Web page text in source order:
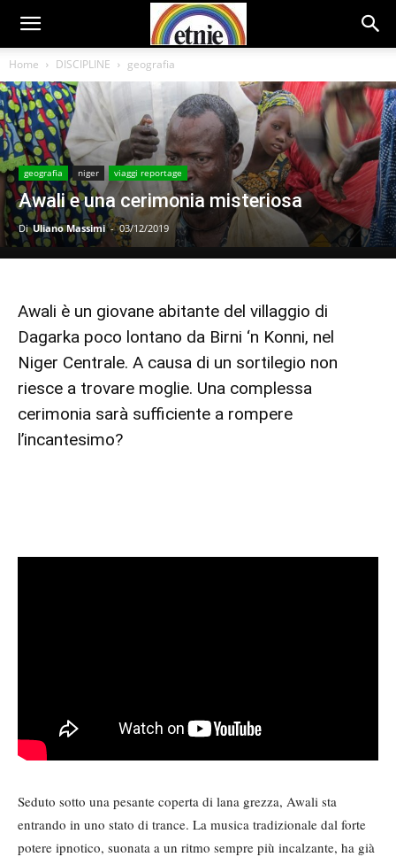
Home DISCIPLINE geografia
geografia niger viaggi reportage
Awali e una cerimonia misteriosa
Di Uliano Massimi - 03/12/2019
Awali è un giovane abitante del villaggio di
Dagarka poco lontano da Birni ‘n Konni, nel
Niger Centrale. A causa di un sortilegio non
riesce a trovare moglie. Una complessa
cerimonia sarà sufficiente a rompere
l’incantesimo?
Seduto sotto una pesante coperta di lana grezza, Awali sta
entrando in uno stato di trance. La musica tradizionale dal forte
potere ipnotico, suonata a un ritmo sempre più incalzante, ha già